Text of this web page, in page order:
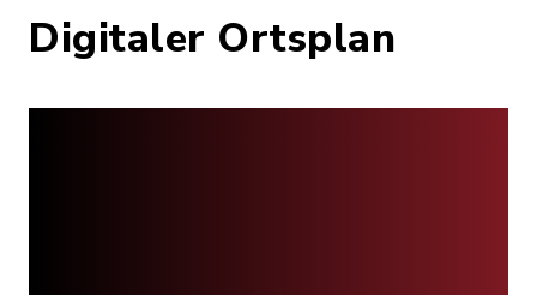
Digitaler Ortsplan